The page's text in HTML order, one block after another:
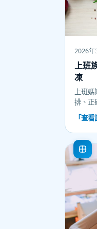
2026年
上班
凍
上班
排、正
議。
量,讓
「查